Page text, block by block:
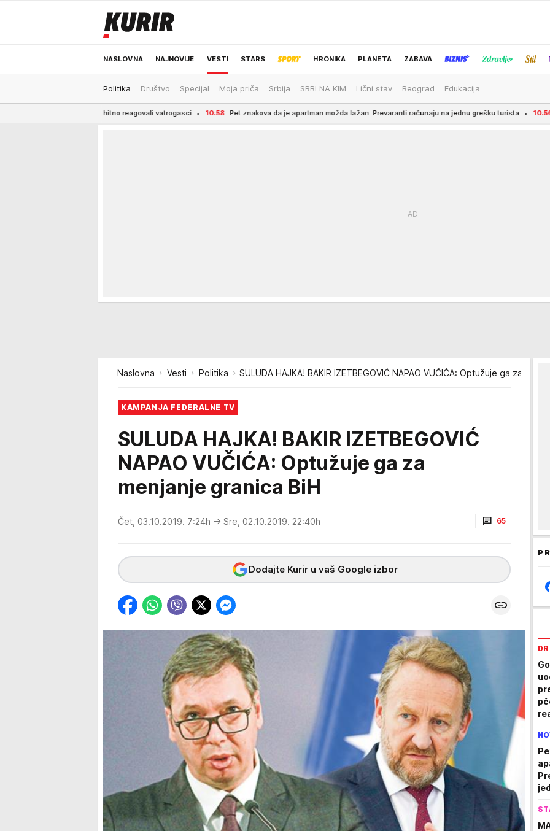
NASLOVNA NAJNOVIJE VESTI STARS HRONIKA PLANETA ZABAVA
ODRŽIVA BUDUĆNOST REGION NEWS IZBOR UREDNIKA
Politika Društvo Specijal Moja priča Srbija SRBI NA KIM Lični stav Beograd Edukacija
hitno reagovali vatrogasci 10:58 Pet znakova da je apartman možda lažan: Prevaranti računaju na jednu grešku turista 10:56 MAJA BRUTALNO
Naslovna Vesti Politika SULUDA HAJKA! BAKIR IZETBEGOVIĆ NAPAO VUČIĆA: Optužuje ga za
KAMPANJA FEDERALNE TV
SULUDA HAJKA! BAKIR IZETBEGOVIĆ
NAPAO VUČIĆA: Optužuje ga za
menjanje granica BiH
Čet, 03.10.2019. 7:24h → Sre, 02.10.2019. 22:40h 65
Dodajte Kurir u vaš Google izbor